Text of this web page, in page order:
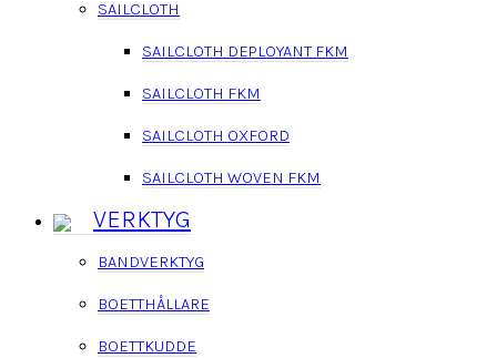
SAILCLOTH
SAILCLOTH DEPLOYANT FKM
SAILCLOTH FKM
SAILCLOTH OXFORD
SAILCLOTH WOVEN FKM
VERKTYG
BANDVERKTYG
BOETTHÅLLARE
BOETTKUDDE